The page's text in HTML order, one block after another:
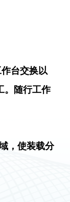
台交换以
。随行工作
，使装载分